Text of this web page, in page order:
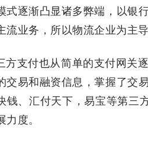
式逐渐凸显诸多弊端，以银
流业务，所以物流企业为主
方支付也从简单的支付网关
交易和融资信息，掌握了交
钱、汇付天下，易宝等第三
度。